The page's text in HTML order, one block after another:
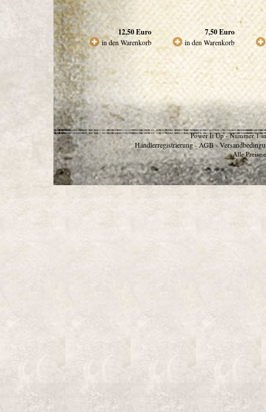
12,50Euro
in den Warenkorb
7,50Euro
in den Warenkorb
Power It Up - Nummer 1
Händlerregistrierung - AGB -
Alle Preise